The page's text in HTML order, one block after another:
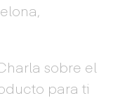
sobre el
para ti